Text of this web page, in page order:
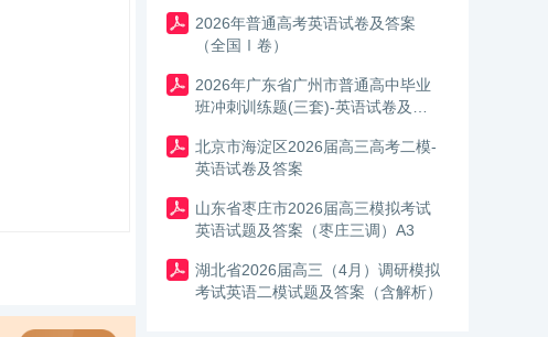
2026年普通高考英语试卷及答案
（全国Ⅰ卷）
2026年广东省广州市普通高中毕业
班冲刺训练题(三套)-英语试卷及答
北京市海淀区2026届高三高考二模-
英语试卷及答案
山东省枣庄市2026届高三模拟考试
英语试题及答案（枣庄三调）A3
湖北省2026届高三（4月）调研模拟
考试英语二模试题及答案（含解析）